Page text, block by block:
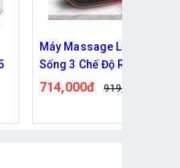
Máy Massage Da Đầu Và
Toàn Thân Silicon ALIZZ
AL-14003
291,000đ 341,000đ